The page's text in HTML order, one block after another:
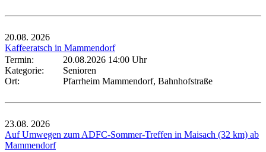
20.08. 2026
Kaffeeratsch in Mammendorf
Termin:
20.08.2026 14:00 Uhr
Kategorie:
Senioren
Ort:
Pfarrheim Mammendorf, Bahnhofstraße
23.08. 2026
Auf Umwegen zum ADFC-Sommer-Treffen in Maisach (32 km) ab
Mammendorf